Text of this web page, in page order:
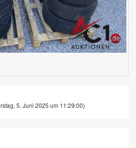
5. Juni 2025 um 11:29:00)